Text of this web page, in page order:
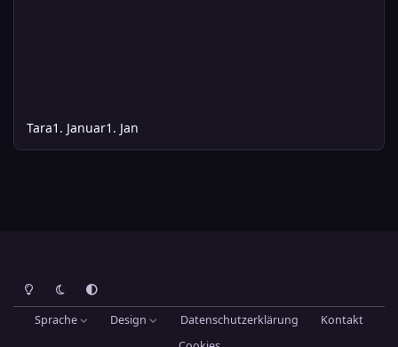
Tara1. Januar1. Jan
Heller ModusDunkler ModusSystemeinstellung
Sprache Design Datenschutzerklärung
Kontakt